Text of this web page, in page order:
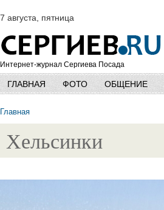
7 августа, пятница
Интернет-журнал Сергиева Посада
ГЛАВНАЯ ФОТО ОБЩЕНИЕ
Главная
Хельсинки